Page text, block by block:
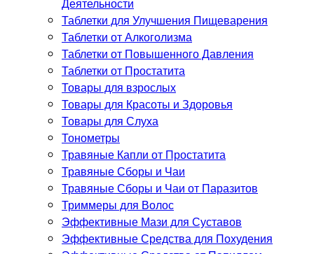
Таблетки для Улучшения Пищеварения
Таблетки от Алкоголизма
Таблетки от Повышенного Давления
Таблетки от Простатита
Товары для взрослых
Товары для Красоты и Здоровья
Товары для Слуха
Тонометры
Травяные Капли от Простатита
Травяные Сборы и Чаи
Травяные Сборы и Чаи от Паразитов
Триммеры для Волос
Эффективные Мази для Суставов
Эффективные Средства для Похудения